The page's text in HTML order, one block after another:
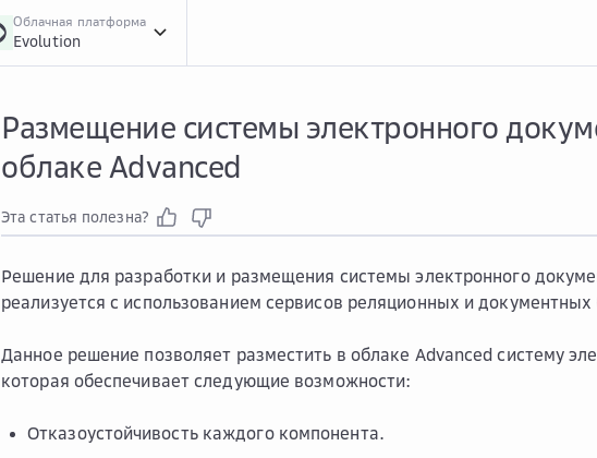
Облачная платформа
Evolution
Размещение системы электронного
облаке Advanced
Эта статья полезна?
Решение для разработки и размещения системы электронного
реализуется с использованием сервисов реляционных и
Данное решение позволяет разместить в облаке Advanced систему
которая обеспечивает следующие возможности:
Отказоустойчивость каждого компонента.